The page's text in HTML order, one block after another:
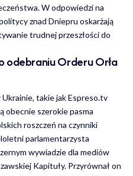
W odpowiedzi na
znad Dniepru oskarżają
trudnej przeszłości do
odebraniu Orderu Orła
takie jak Espreso.tv
obecnie szerokie pasma
roszczeń na czynniki
parlamentarzysta
wywiadzie dla mediów
Kapituły. Przyrównał on